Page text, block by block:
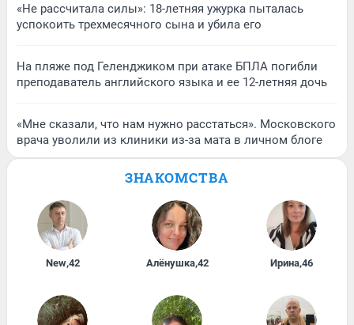
«Не рассчитала силы»: 18-летняя ужурка пыталась
успокоить трехмесячного сына и убила его
На пляже под Геленджиком при атаке БПЛА погибли
преподаватель английского языка и ее 12-летняя дочь
«Мне сказали, что нам нужно расстаться». Московского
врача уволили из клиники из-за мата в личном блоге
ЗНАКОМСТВА
New,42 Алёнушка,42 Ирина,46